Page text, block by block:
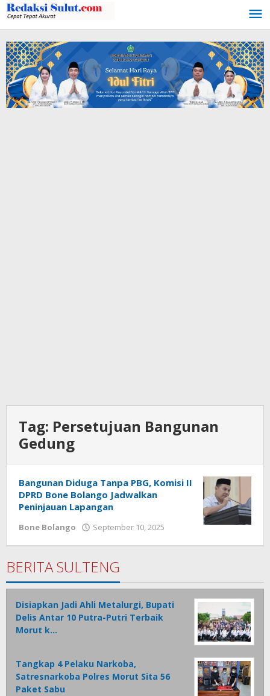
Lewati
ke
konten
Tag: Persetujuan Bangunan
Gedung
Bangunan Diduga Tanpa PBG, Komisi II
DPRD Bone Bolango Jadwalkan
Peninjauan Lapangan
Bone Bolango September 10, 2025
BERITA SULTENG
Disiapkan Jadi Ahli Metalurgi, Bupati
Delis Antar 10 Putra-Putri Terbaik
Morut k…
Tangkap 4 Pelaku Narkoba,
Satresnarkoba Polres Morut Sita 56
Paket Sabu